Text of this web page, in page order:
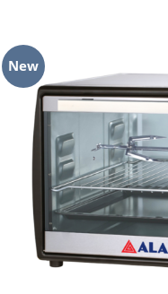
New